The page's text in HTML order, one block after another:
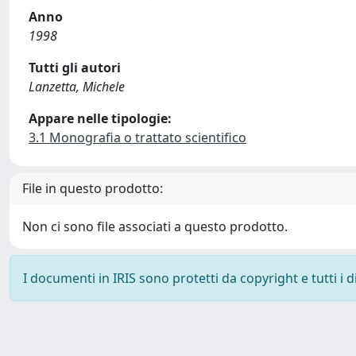
Anno
1998
Tutti gli autori
Lanzetta, Michele
Appare nelle tipologie:
3.1 Monografia o trattato scientifico
File in questo prodotto:
Non ci sono file associati a questo prodotto.
I documenti in IRIS sono protetti da copyright e tutti i